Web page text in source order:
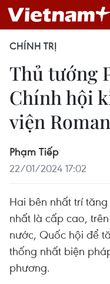
CHÍNH TRỊ
Thủ tướng
Chính hội
viện
Phạm Tiếp
22/01/2024 17:02
Hai bên nhất trí
nhất là cấp cao,
nước, Quốc hội để
thống nhất biện
phương.